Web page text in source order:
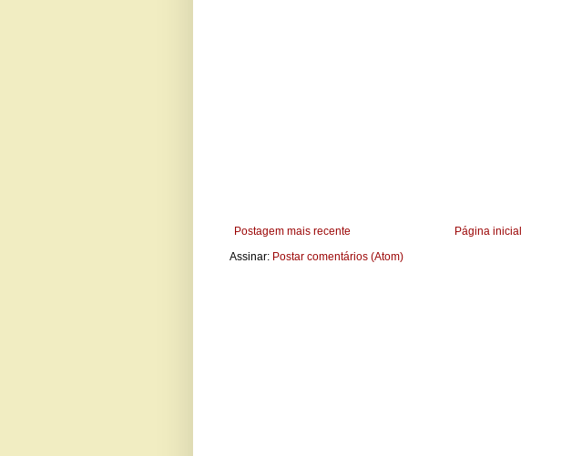
Postagem mais recente
Página inicial
Assinar: Postar comentários (Atom)